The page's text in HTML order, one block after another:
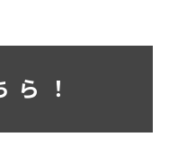
ら！